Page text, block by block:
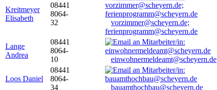
Kreitmeyer
Elisabeth
08441
8064-
32
vorzimmer@scheyern.de;
ferienprogramm@scheyern.de
Lange
Andrea
08441
8064-
10
einwohnermeldeamt@scheyern.de
Loos Daniel
08441
8064-
34
bauamthochbau@scheyern.de